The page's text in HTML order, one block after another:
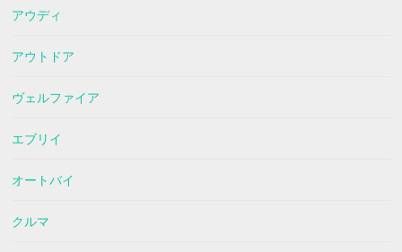
アウディ
アウトドア
ヴェルファイア
エブリイ
オートバイ
クルマ